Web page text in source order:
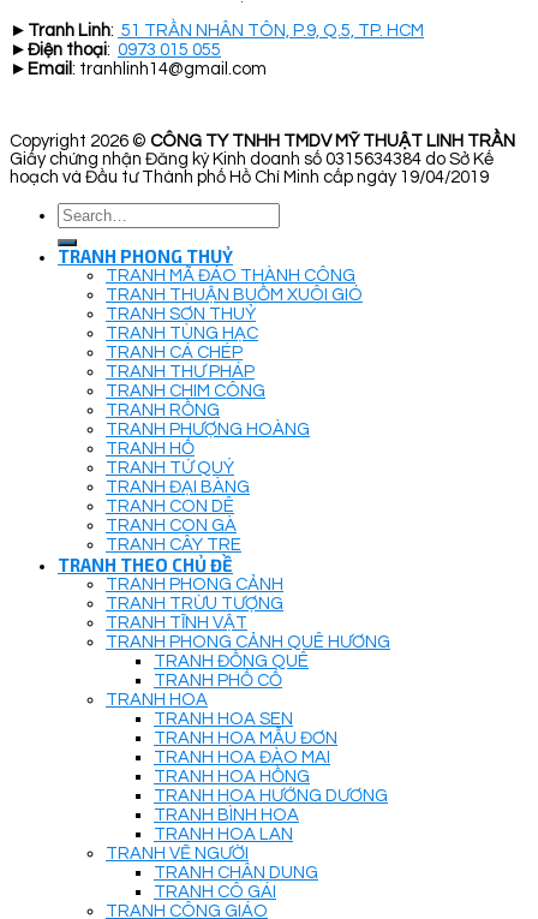
► Tranh Linh: 51 TRẦN NHÂN TÔN, P.9, Q.5, TP. HCM
► Điện thoại: 0973 015 055
► Email : tranhlinh14@gmail.com
Copyright 2026 © CÔNG TY TNHH TMDV MỸ THUẬT LINH TRẦN
Giấy chứng nhận Đăng ký Kinh doanh số 0315634384 do Sở Kế
hoạch và Đầu tư Thành phố Hồ Chí Minh cấp ngày 19/04/2019
Search
for:
TRANH PHONG THUỶ
TRANH MÃ ĐÁO THÀNH CÔNG
TRANH THUẬN BUỒM XUÔI GIÓ
TRANH SƠN THUỶ
TRANH TÙNG HẠC
TRANH CÁ CHÉP
TRANH THƯ PHÁP
TRANH CHIM CÔNG
TRANH RỒNG
TRANH PHƯỢNG HOÀNG
TRANH HỔ
TRANH TỨ QUÝ
TRANH ĐẠI BÀNG
TRANH CON DÊ
TRANH CON GÀ
TRANH CÂY TRE
TRANH THEO CHỦ ĐỀ
TRANH PHONG CẢNH
TRANH TRỪU TƯỢNG
TRANH TĨNH VẬT
TRANH PHONG CẢNH QUÊ HƯƠNG
TRANH ĐỒNG QUÊ
TRANH PHỐ CỔ
TRANH HOA
TRANH HOA SEN
TRANH HOA MẪU ĐƠN
TRANH HOA ĐÀO MAI
TRANH HOA HỒNG
TRANH HOA HƯỚNG DƯƠNG
TRANH BÌNH HOA
TRANH HOA LAN
TRANH VẼ NGƯỜI
TRANH CHÂN DUNG
TRANH CÔ GÁI
TRANH CÔNG GIÁO